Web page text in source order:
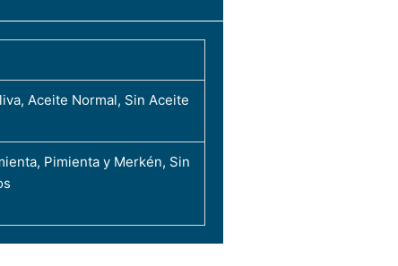
Aceite Normal, Sin Aceite
Pimienta y Merkén, Sin